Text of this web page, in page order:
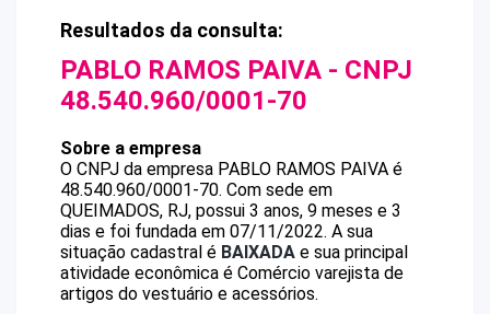
Resultados da consulta:
PABLO RAMOS PAIVA - CNPJ
48.540.960/0001-70
Sobre a empresa
O CNPJ da empresa PABLO RAMOS PAIVA é
48.540.960/0001-70. Com sede em
QUEIMADOS, RJ, possui 3 anos, 9 meses e 3
dias e foi fundada em 07/11/2022. A sua
situação cadastral é BAIXADA e sua principal
atividade econômica é Comércio varejista de
artigos do vestuário e acessórios.